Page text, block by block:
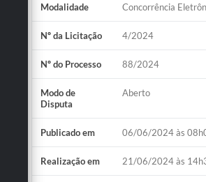
Modalidade Concorrência
Nº da Licitação 4/2024
Nº do Processo 88/2024
Modo de
Disputa
Aberto
Publicado em 06/06/2024 às
Realização em 21/06/2024 às